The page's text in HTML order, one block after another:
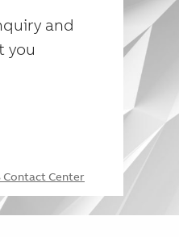
and
you
Contact Center